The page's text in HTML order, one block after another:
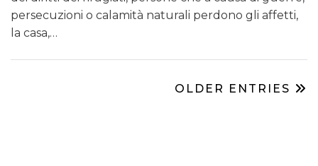
persecuzioni o calamità naturali perdono gli affetti,
la casa,…
OLDER ENTRIES